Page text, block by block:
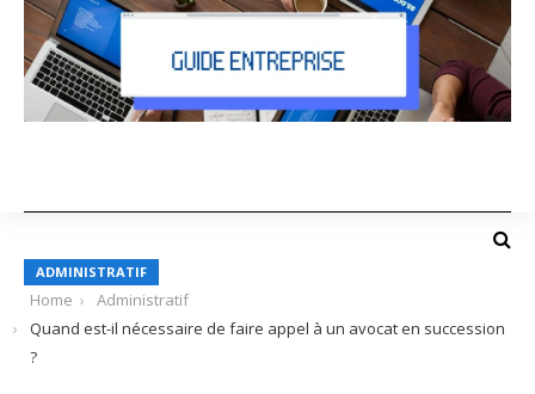
ADMINISTRATIF
Home
Administratif
Quand est-il nécessaire de faire appel à un avocat en succession
?